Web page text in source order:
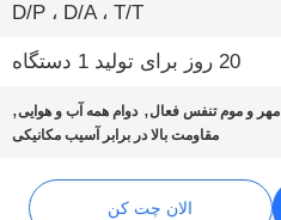
D/P ، D/A ، T/T
20 روز برای تولید 1 دستگاه
مهر و موم تنفس فعال, دوام همه آب و هوایی,
مقاومت بالا در برابر آسیب مکانیکی
الان چت کن